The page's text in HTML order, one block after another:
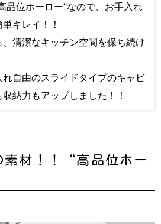
品位ホーロー”なので、お手入れ
キレイ！！
清潔なキッチン空間を保ち続け
自由のスライドタイプのキャビ
納力もアップしました！！
素材！！“高品位ホー